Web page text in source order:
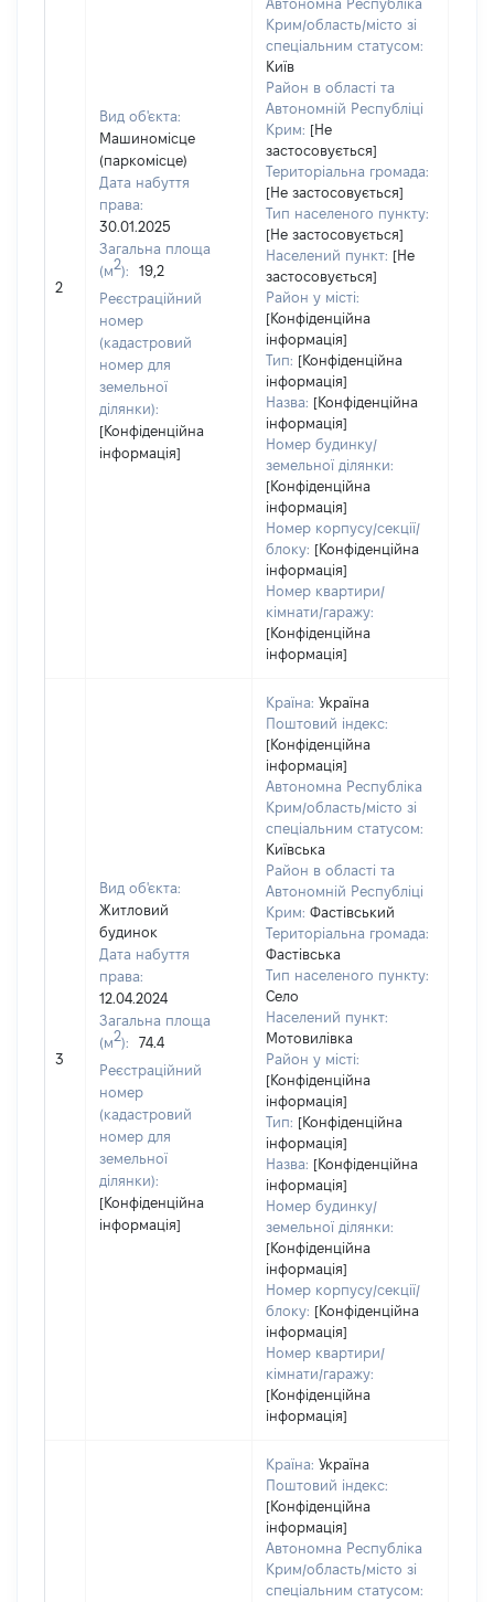
2
Вид об'єкта:
Машиномісце
(паркомісце)
Дата набуття
права:
30.01.2025
Загальна площа
(м2):
19,2
Реєстраційний
номер
(кадастровий
номер для
земельної
ділянки):
[Конфіденційна
інформація]
Автономна Республіка
Крим/область/місто зі
спеціальним статусом:
Київ
Район в області та
Автономній Республіці
Крим: [Не
застосовується]
Територіальна громада:
[Не застосовується]
Тип населеного пункту:
[Не застосовується]
Населений пункт: [Не
застосовується]
Район у місті:
[Конфіденційна
інформація]
Тип: [Конфіденційна
інформація]
Назва: [Конфіденційна
інформація]
Номер будинку/
земельної ділянки:
[Конфіденційна
інформація]
Номер корпусу/секції/
блоку: [Конфіденційна
інформація]
Номер квартири/
кімнати/гаражу:
[Конфіденційна
інформація]
3
Вид об'єкта:
Житловий
будинок
Дата набуття
права:
12.04.2024
Загальна площа
(м2):
74.4
Реєстраційний
номер
(кадастровий
номер для
земельної
ділянки):
[Конфіденційна
інформація]
Країна: Україна
Поштовий індекс:
[Конфіденційна
інформація]
Автономна Республіка
Крим/область/місто зі
спеціальним статусом:
Київська
Район в області та
Автономній Республіці
Крим: Фастівський
Територіальна громада:
Фастівська
Тип населеного пункту:
Село
Населений пункт:
Мотовилівка
Район у місті:
[Конфіденційна
інформація]
Тип: [Конфіденційна
інформація]
Назва: [Конфіденційна
інформація]
Номер будинку/
земельної ділянки:
[Конфіденційна
інформація]
Номер корпусу/секції/
блоку: [Конфіденційна
інформація]
Номер квартири/
кімнати/гаражу:
[Конфіденційна
інформація]
Країна: Україна
Поштовий індекс:
[Конфіденційна
інформація]
Автономна Республіка
Крим/область/місто зі
спеціальним статусом: